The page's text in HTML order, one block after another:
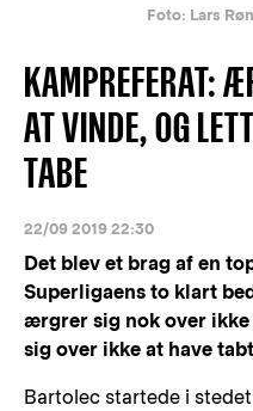
Foto: Lars
KAMPREFERAT:
AT VINDE, OG
TABE
22/09 2019 22:30
Det blev et brag af en
Superligaens to klart
ærgrer sig nok over
sig over ikke at have
Bartolec startede i